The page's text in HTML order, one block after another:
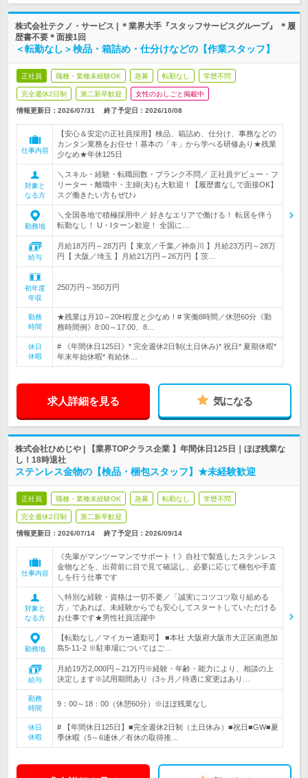
株式会社テクノ・サービス | ＊業界大手『スタッフサービスグループ』 ＊履
歴書不要＊面接1回
＜転勤なし＞検品・箱詰め・仕分けなどの【作業スタッフ】
正社員 職種・業種未経験OK 急募 転勤なし 学歴不問
完全週休2日制 第二新卒歓迎 女性のおしごと掲載中
情報更新日：2026/07/31 終了予定日： 2026/10/08
仕事内容
【安心＆安定の正社員採用】検品、箱詰め、仕分け、事務などの
カンタン業務をお任せ！基本の「キ」から学べる研修あり★残業
少なめ★年休125日
対象と
なる方
＼スキル・経験・転職回数・ブランク不問／ 正社員デビュー・フ
リーター・離職中・主婦(夫)も大歓迎！【履歴書なしで面接OK】
スグ働きたい方もぜひ♪
勤務地
＼全国各地で積極採用中／ 好きなエリアで働ける！ 転居を伴う
転勤なし！ U・Iターン歓迎！ 全国に…
給与
月給18万円～28万円【 東京／千葉／神奈川 】月給23万円～28万
円【 大阪／埼玉 】月給21万円～26万円【 茨…
初年度
年収
250万円～350万円
勤務
時間
★残業は月10～20H程度と少なめ！# 実働8時間／休憩60分《勤
務時間例》8:00～17:00、8…
休日
休暇
# 《年間休日125日》* 完全週休2日制(土日休み)* 祝日* 夏期休暇*
年末年始休暇* 有給休…
求人詳細を見る 気になる
株式会社ひめじや | 【業界TOPクラス企業 】年間休日125日｜ほぼ残業な
し！18時退社
ステンレス金物の【検品・梱包スタッフ】★未経験歓迎
正社員 職種・業種未経験OK 急募 転勤なし 学歴不問
完全週休2日制 第二新卒歓迎
情報更新日：2026/07/14 終了予定日： 2026/09/14
仕事内容
《先輩がマンツーマンでサポート！》自社で製造したステンレス
金物などを、出荷前に目で見て確認し、必要に応じて梱包や手直
しを行う仕事です
対象と
なる方
＼特別な経験・資格は一切不要／「誠実にコツコツ取り組める
方」であれば、未経験からでも安心してスタートしていただける
お仕事です★男性社員活躍中
勤務地
【転勤なし／マイカー通勤可】 ■本社 大阪府大阪市大正区南恩加
島5-11-2 ※駐車場についてはご…
給与
月給19万2,000円～21万円※経験・年齢・能力により、相談の上
決定します※試用期間あり（3ヶ月／待遇に変更はあり…
勤務
時間
9：00～18：00（休憩60分）※ほぼ残業なし
休日
休暇
# 【年間休日125日】■完全週休2日制（土日休み）■祝日■GW■夏
季休暇（5～6連休／有休の取得推…